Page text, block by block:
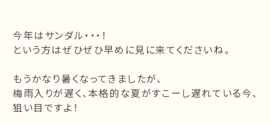
今年はサンダル・・・！
という方はぜひぜひ早めに見に来てくださいね。
もうかなり暑くなってきましたが、
梅雨入りが遅く、本格的な夏がすこーし遅れている今、
狙い目ですよ！